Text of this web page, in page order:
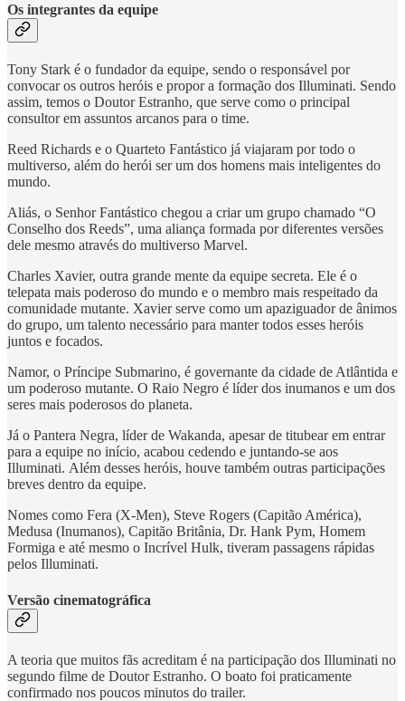
Os integrantes da equipe
Tony Stark é o fundador da equipe, sendo o responsável por
convocar os outros heróis e propor a formação dos Illuminati. Sendo
assim, temos o Doutor Estranho, que serve como o principal
consultor em assuntos arcanos para o time.
Reed Richards e o Quarteto Fantástico já viajaram por todo o
multiverso, além do herói ser um dos homens mais inteligentes do
mundo.
Aliás, o Senhor Fantástico chegou a criar um grupo chamado “O
Conselho dos Reeds”, uma aliança formada por diferentes versões
dele mesmo através do multiverso Marvel.
Charles Xavier, outra grande mente da equipe secreta. Ele é o
telepata mais poderoso do mundo e o membro mais respeitado da
comunidade mutante. Xavier serve como um apaziguador de ânimos
do grupo, um talento necessário para manter todos esses heróis
juntos e focados.
Namor, o Príncipe Submarino, é governante da cidade de Atlântida e
um poderoso mutante. O Raio Negro é líder dos inumanos e um dos
seres mais poderosos do planeta.
Já o Pantera Negra, líder de Wakanda, apesar de titubear em entrar
para a equipe no início, acabou cedendo e juntando-se aos
Illuminati. Além desses heróis, houve também outras participações
breves dentro da equipe.
Nomes como Fera (X-Men), Steve Rogers (Capitão América),
Medusa (Inumanos), Capitão Britânia, Dr. Hank Pym, Homem
Formiga e até mesmo o Incrível Hulk, tiveram passagens rápidas
pelos Illuminati.
Versão cinematográfica
A teoria que muitos fãs acreditam é na participação dos Illuminati no
segundo filme de Doutor Estranho. O boato foi praticamente
confirmado nos poucos minutos do trailer.